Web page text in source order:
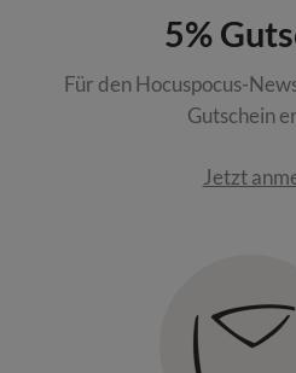
5%
Für den Hocuspocus-
Gutschein
Jetzt